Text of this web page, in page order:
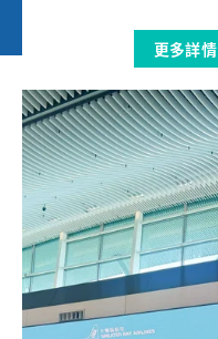
更多詳情
關於我們
關於大灣區航空
董事會成員
我們的機隊
新聞中心
聯絡我們
常見問題